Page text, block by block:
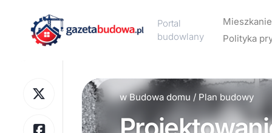
content
Portal
budowlany
Mieszkanie
Design
Meble
Polityka
wBudowa domu / Plan budowy